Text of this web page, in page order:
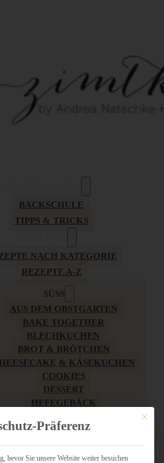
BACKSCHULE
TIPPS & TRICKS
NACH KATEGORIE
REZEPTE A-Z
SÜSS
AUS DEM OBSTGARTEN
BAKE TOGETHER
BLECHKUCHEN
BROT & BRÖTCHEN
& KÄSEKUCHEN
COOKIES
DESSERT
HEFEGEBÄCK
KUCHEN
LOW CARB & GESÜNDER
MY AMERICAN BAKERY
Mit
Präferenz
bevor Sie unsere Website weiter besuchen